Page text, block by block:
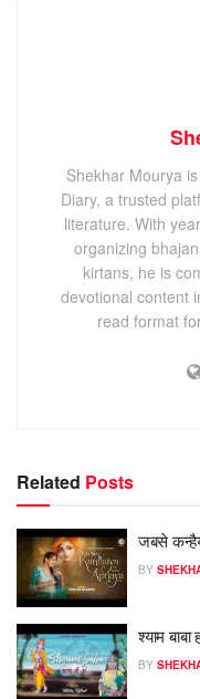
Shekhar Mourya
Diary, a trusted
literature. With
organizing
kirtans, he is
devotional content
read format
Related Posts
जबसे
BY
श्याम
BY